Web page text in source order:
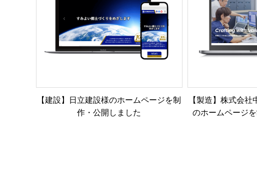
【建設】日立建設様のホームページを制
作・公開しました
【製造】株式会
のホームページ